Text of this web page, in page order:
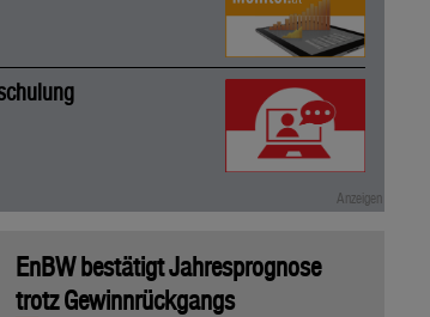
EnBW bestätigt Jahresprognose
trotz Gewinnrückgangs